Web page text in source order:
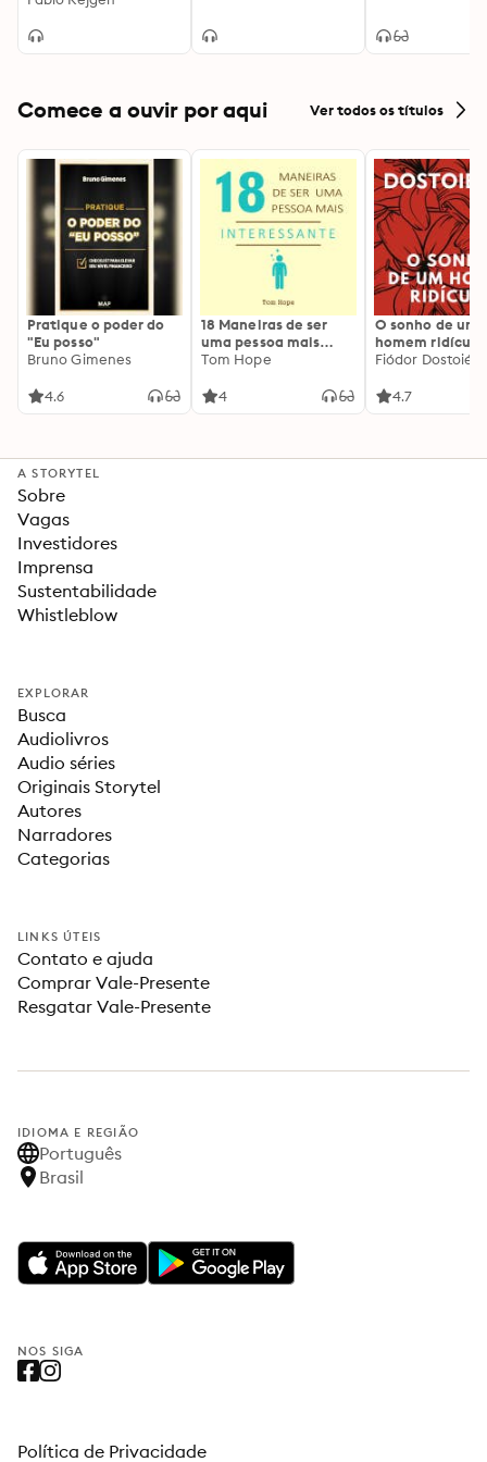
Comece a ouvir por aqui Ver todos os títulos
Pratique o poder do
"Eu posso"
Bruno Gimenes
4.6
18 Maneiras de ser
uma pessoa mais
interessante
Tom Hope
4
O sonho de um
homem ridículo
Fiódor
4.7
A STORYTEL
Sobre
Vagas
Investidores
Imprensa
Sustentabilidade
Whistleblow
EXPLORAR
Busca
Audiolivros
Audio séries
Originais Storytel
Autores
Narradores
Categorias
LINKS ÚTEIS
Contato e ajuda
Comprar Vale-Presente
Resgatar Vale-Presente
IDIOMA E REGIÃO
Português
Brasil
NOS SIGA
Política de Privacidade